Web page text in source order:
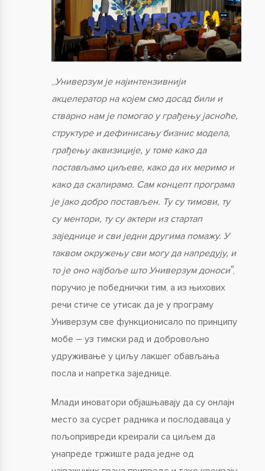
„Универзум је најинтензивнији
акцелератор на којем смо досад били и
стварно нам је помогао у грађењу јасноће,
структуре и дефинисању бизнис модела,
грађењу аквизиције, у томе како да
постављамо циљеве, како да их меримо и
како да скалирамо. Сам концепт програма
је јако добро постављен. Ту су тимови, ту
су ментори, ту су актери из стартап
заједнице и сви једни другима помажу. У
таквом окружењу сви могу да напредују, и
то је оно најбоље што Универзум доносиˮ,
поручио је победнички тим, а из њихових
речи стиче се утисак да је у програму
Универзум све функционисало по принципу
мобе – уз тимски рад и добровољно
удруживање у циљу лакшег обављања
посла и напретка заједнице.
Млади иноватори објашњавају да су онлајн
место за сусрет радника и послодаваца у
пољопривреди креирали са циљем да
унапреде тржиште рада једне од